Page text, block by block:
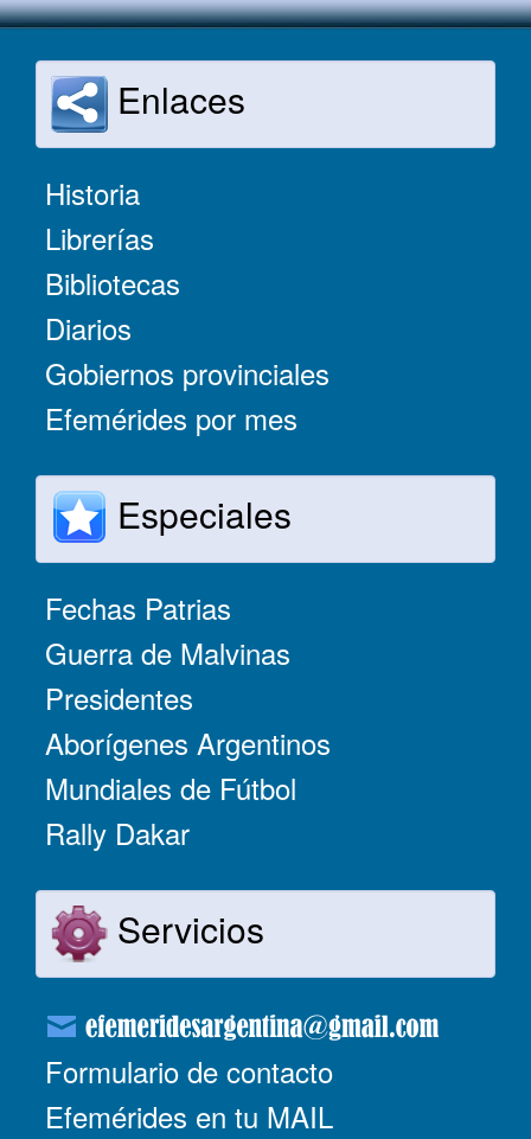
Enlaces
Historia
Librerías
Bibliotecas
Diarios
Gobiernos provinciales
Efemérides por mes
Especiales
Fechas Patrias
Guerra de Malvinas
Presidentes
Aborígenes Argentinos
Mundiales de Fútbol
Rally Dakar
Servicios
Formulario de contacto
Efemérides en tu MAIL